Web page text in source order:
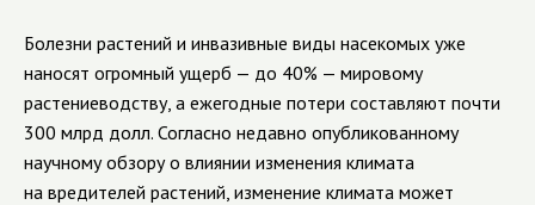
Болезни растений и инвазивные виды насекомых уже
наносят огромный ущерб — до 40% — мировому
растениеводству, а ежегодные потери составляют почти
300 млрд долл. Согласно недавно опубликованному
научному обзору о влиянии изменения климата
на вредителей растений, изменение климата может